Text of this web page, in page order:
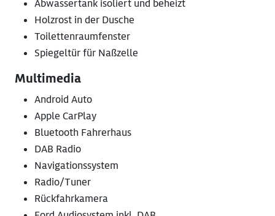
Abwassertank isoliert und beheizt
Holzrost in der Dusche
Toilettenraumfenster
Spiegeltür für Naßzelle
Multimedia
Android Auto
Apple CarPlay
Bluetooth Fahrerhaus
DAB Radio
Navigationssystem
Radio/Tuner
Rückfahrkamera